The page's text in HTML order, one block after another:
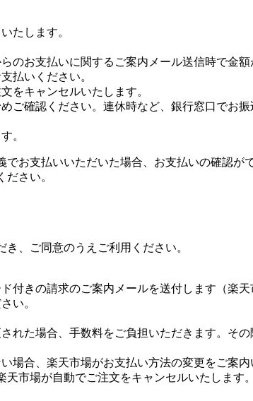
たします。
のお支払いに関するご案内メール送信時で金額
払いください。
をキャンセルいたします。
ご確認ください。連休時など、銀行窓口でお
。
お支払いいただいた場合、お支払いの確認が
ださい。
き、ご同意のうえご利用ください。
付きの請求のご案内メールを送付します（楽
い。
れた場合、手数料をご負担いただきます。そ
場合、楽天市場がお支払い方法の変更をご案内
市場が自動でご注文をキャンセルいたします。